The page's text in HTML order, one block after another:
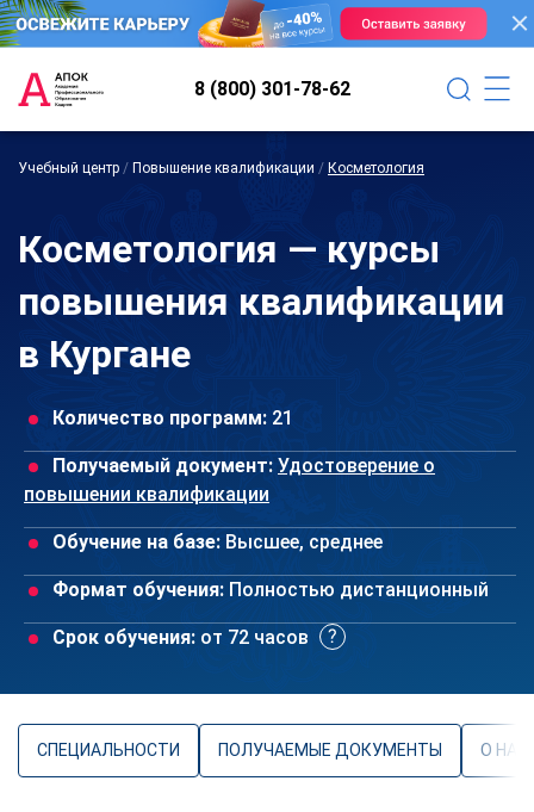
8 (800) 301-78-62
Учебный центр / Повышение квалификации / Косметология
Косметология — курсы
повышения квалификации
в Кургане
Количество программ: 21
Получаемый документ: Удостоверение о
повышении квалификации
Обучение на базе: Высшее, среднее
Формат обучения: Полностью дистанционный
Срок обучения: от 72 часов
СПЕЦИАЛЬНОСТИ ПОЛУЧАЕМЫЕ ДОКУМЕНТЫ О